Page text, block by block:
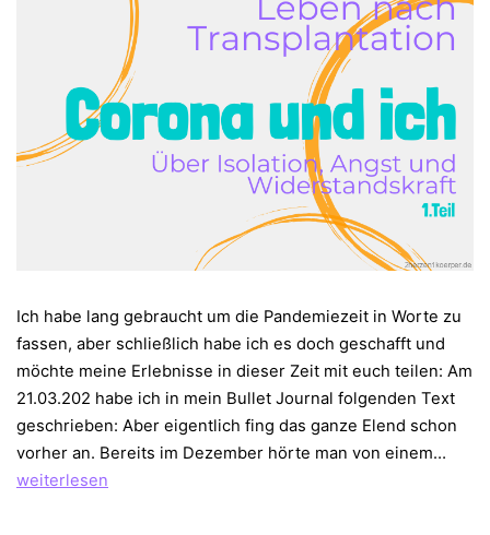
Ich habe lang gebraucht um die Pandemiezeit in Worte zu
fassen, aber schließlich habe ich es doch geschafft und
möchte meine Erlebnisse in dieser Zeit mit euch teilen: Am
21.03.202 habe ich in mein Bullet Journal folgenden Text
geschrieben: Aber eigentlich fing das ganze Elend schon
vorher an. Bereits im Dezember hörte man von einem…
weiterlesen